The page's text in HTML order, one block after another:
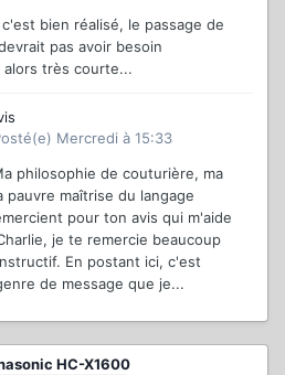
bien réalisé, le passage de
pas avoir besoin
très courte...
Mercredi à 15:33
philosophie de couturière, ma
pauvre maîtrise du langage
pour ton avis qui m'aide
je te remercie beaucoup
En postant ici, c'est
de message que je...
HC-X1600